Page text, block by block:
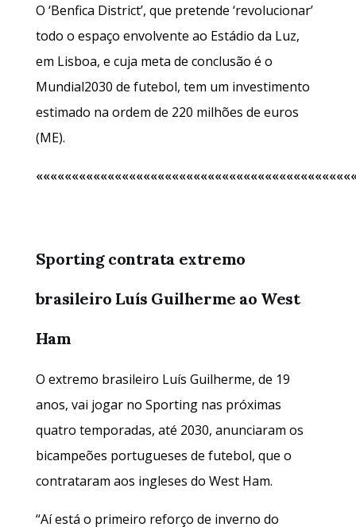
O ‘Benfica District’, que pretende ‘revolucionar’
todo o espaço envolvente ao Estádio da Luz,
em Lisboa, e cuja meta de conclusão é o
Mundial2030 de futebol, tem um investimento
estimado na ordem de 220 milhões de euros
(ME).
Sporting contrata extremo
brasileiro Luís Guilherme ao West
Ham
O extremo brasileiro Luís Guilherme, de 19
anos, vai jogar no Sporting nas próximas
quatro temporadas, até 2030, anunciaram os
bicampeões portugueses de futebol, que o
contrataram aos ingleses do West Ham.
“Aí está o primeiro reforço de inverno do